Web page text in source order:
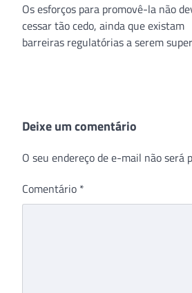
Os esforços para promovê-la não
cessar tão cedo, ainda que existam
barreiras regulatórias a serem
Deixe um comentário
O seu endereço de e-mail não será
Comentário *